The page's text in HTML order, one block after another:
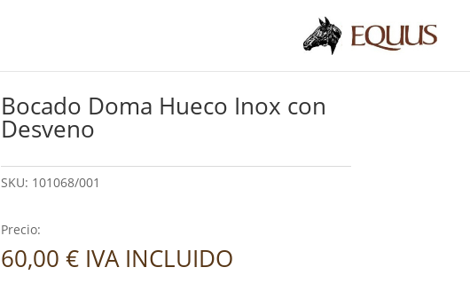
Bocado Doma Hueco Inox con
Desveno
SKU: 101068/001
Precio:
60,00 € IVA INCLUIDO